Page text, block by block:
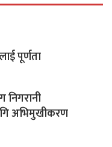
पूर्णता
निगरानी
अभिमुखीकरण